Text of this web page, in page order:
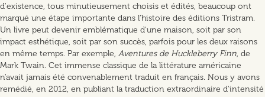
d'existence, tous minutieusement choisis et édités, beaucoup ont
marqué une étape importante dans l'histoire des éditions Tristram.
Un livre peut devenir emblématique d'une maison, soit par son
impact esthétique, soit par son succès, parfois pour les deux raisons
en même temps. Par exemple, Aventures de Huckleberry Finn, de
Mark Twain. Cet immense classique de la littérature américaine
n'avait jamais été convenablement traduit en français. Nous y avons
remédié, en 2012, en publiant la traduction extraordinaire d'intensité